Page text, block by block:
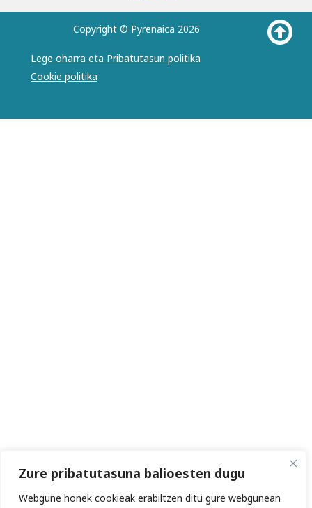
Zure pribatutasuna balioesten dugu
Webgune honek cookieak erabiltzen ditu gure webgunean
Copyright © Pyrenaica 2026
Lege oharra eta Pribatutasun politika
Cookie politika